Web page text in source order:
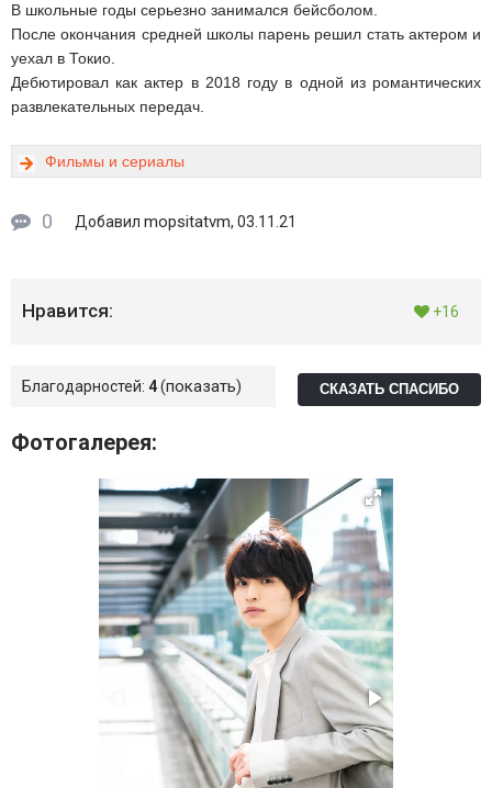
В школьные годы серьезно занимался бейсболом.
После окончания средней школы парень решил стать актером и
уехал в Токио.
Дебютировал как актер в 2018 году в одной из романтических
развлекательных передач.
Фильмы и сериалы
0 Добавил mopsitatvm, 03.11.21
Нравится: +16
Благодарностей: 4 показать СКАЗАТЬ СПАСИБО
Фотогалерея: